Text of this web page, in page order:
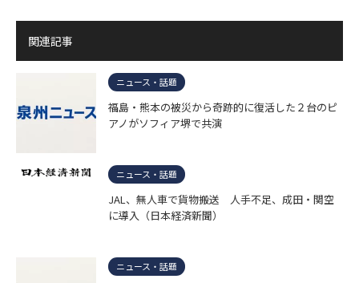
関連記事
ニュース・話題
福島・熊本の被災から奇跡的に復活した２台のピ
アノがソフィア堺で共演
ニュース・話題
JAL、無人車で貨物搬送 人手不足、成田・関空
に導入（日本経済新聞）
ニュース・話題